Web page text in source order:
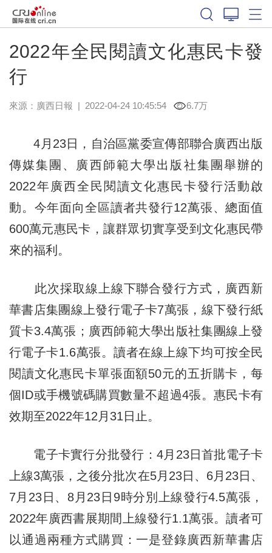
2022年全民閱讀文化惠民卡發
行
來源： 廣西日報 | 2022-04-24 10:45:54 6.7万
4月23日，自治區黨委宣傳部聯合廣西出版
傳媒集團、廣西師範大學出版社集團舉辦的
2022年廣西全民閱讀文化惠民卡發行活動啟
動。今年面向全區讀者共發行12萬張、總面值
600萬元惠民卡，讓群眾切實享受到文化惠民帶
來的福利。
此次採取線上線下聯合發行方式，廣西新
華書店集團線上發行電子卡7萬張，線下發行紙
質卡3.4萬張；廣西師範大學出版社集團線上發
行電子卡1.6萬張。讀者在線上線下均可按全民
閱讀文化惠民卡單張面額50元的五折購卡，每
個ID或手機號碼購買數量不超過4張。惠民卡有
效期至2022年12月31日止。
電子卡實行分批發行：4月23日首批電子卡
上線3萬張，之後分批次在5月23日、6月23日、
7月23日、8月23日9時分別上線發行4.5萬張，
2022年廣西書展期間上線發行1.1萬張。讀者可
以通過兩種方式購買：一是登錄廣西新華書店